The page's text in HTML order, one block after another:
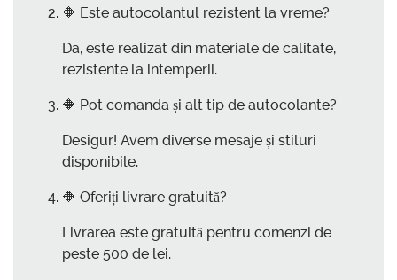
🔶 Este autocolantul rezistent la vreme?
Da, este realizat din materiale de calitate,
rezistente la intemperii.
🔶 Pot comanda și alt tip de autocolante?
Desigur! Avem diverse mesaje și stiluri
disponibile.
🔶 Oferiți livrare gratuită?
Livrarea este gratuită pentru comenzi de
peste 500 de lei.